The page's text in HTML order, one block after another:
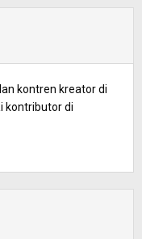
kontren kreator di
kontributor di